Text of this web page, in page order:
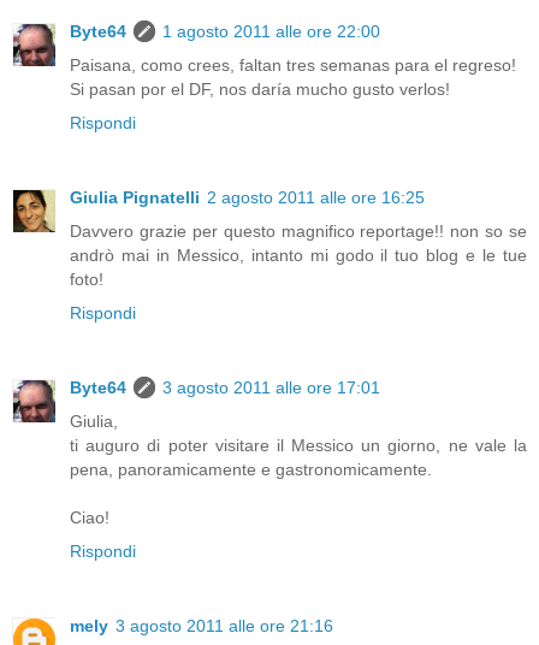
Byte64
1 agosto 2011 alle ore 22:00
Paisana, como crees, faltan tres semanas para el regreso!
Si pasan por el DF, nos daría mucho gusto verlos!
Rispondi
Giulia Pignatelli 2 agosto 2011 alle ore 16:25
Davvero grazie per questo magnifico reportage!! non so se
andrò mai in Messico, intanto mi godo il tuo blog e le tue
foto!
Rispondi
Byte64
3 agosto 2011 alle ore 17:01
Giulia,
ti auguro di poter visitare il Messico un giorno, ne vale la
pena, panoramicamente e gastronomicamente.
Ciao!
Rispondi
mely 3 agosto 2011 alle ore 21:16